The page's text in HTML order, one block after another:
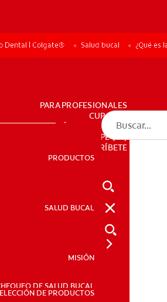
PRODUCTOS
PARA PROFESIONALES
CUPONES
DÓNDE COMPRAR
PE (ES)
SUSCRÍBETE
PRODUCTOS
SALUD BUCAL
MISIÓN
DE SALUD BUCAL
DE PRODUCTOS
Dental | Colgate® Salud bucal ¿Qué es